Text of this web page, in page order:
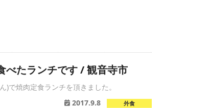
べたランチです / 観音寺市
)で焼肉定食ランチを頂きました。
2017.9.8
外食